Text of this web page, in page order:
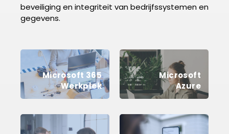
beveiliging en integriteit van bedrijfssystemen en
gegevens.
Microsoft 365
Werkplek
Microsoft
Azure